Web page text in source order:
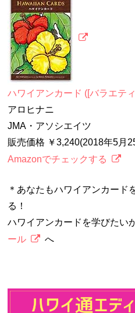
ハワイアンカード ([バラエテ
アロヒナニ
JMA・アソシエイツ
販売価格 ￥3,240(2018年5月
Amazonでチェックする
＊あなたもハワイアンカード
る！
ハワイアンカードを学びたい
ール
へ